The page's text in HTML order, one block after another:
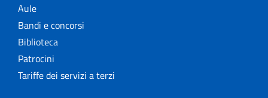
Aule
Bandi e concorsi
Biblioteca
Patrocini
Tariffe dei servizi a terzi